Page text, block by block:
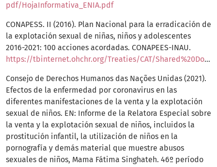
pdf/HojaInformativa_ENIA.pdf
CONAPESS. II (2016). Plan Nacional para la erradicación de
la explotación sexual de niñas, niños y adolescentes
2016-2021: 100 acciones acordadas. CONAPEES-INAU.
https://tbinternet.ohchr.org/Treaties/CAT/Shared%20Documents/URY/INT_CAT_ADR_URY_31800_S.pdf
Consejo de Derechos Humanos das Nações Unidas (2021).
Efectos de la enfermedad por coronavirus en las
diferentes manifestaciones de la venta y la explotación
sexual de niños. EN: Informe de la Relatora Especial sobre
la venta y la explotación sexual de niños, incluidos la
prostitución infantil, la utilización de niños en la
pornografía y demás material que muestre abusos
sexuales de niños, Mama Fátima Singhateh. 46º período